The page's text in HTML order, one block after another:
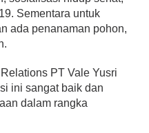
Sementara untuk
ada penanaman pohon,
PT Vale Yusri
ini sangat baik dan
dalam rangka